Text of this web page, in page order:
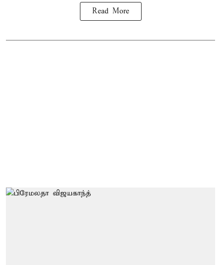
Read More